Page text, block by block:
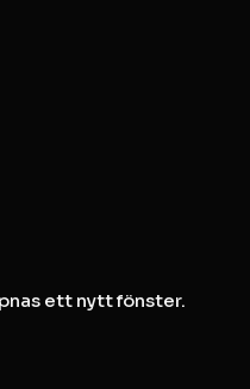
ett nytt fönster.